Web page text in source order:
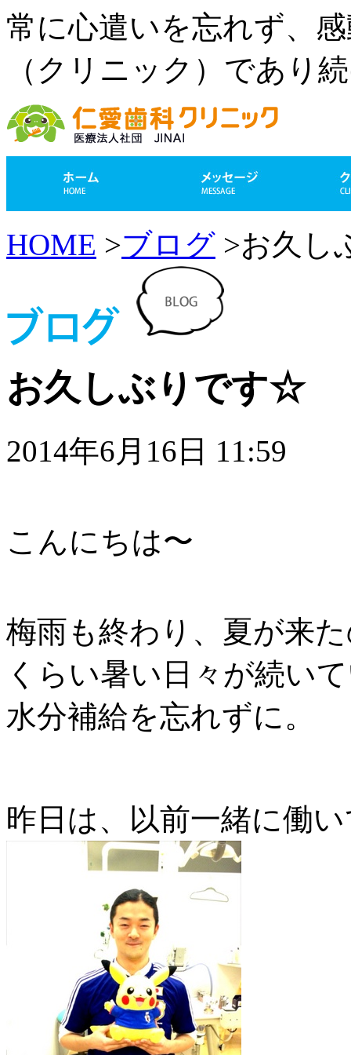
常に心遣いを忘れず、
（クリニック）であり
HOME >ブログ >お久し
お久しぶりです☆
2014年6月16日 11:59
こんにちは〜
梅雨も終わり、夏が来
くらい暑い日々が続い
水分補給を忘れずに。
昨日は、以前一緒に働